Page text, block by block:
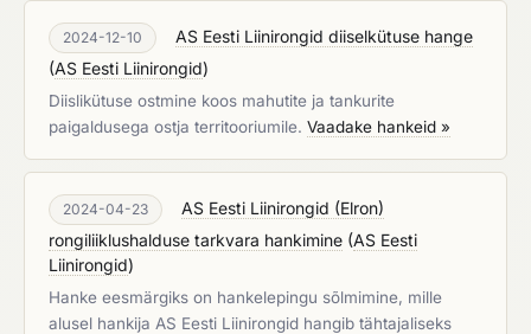
2024-12-10
AS Eesti Liinirongid diiselkütuse hange
(AS Eesti Liinirongid)
Diislikütuse ostmine koos mahutite ja tankurite
paigaldusega ostja territooriumile. Vaadake hankeid »
2024-04-23
AS Eesti Liinirongid (Elron)
rongiliiklushalduse tarkvara hankimine (AS Eesti
Liinirongid)
Hanke eesmärgiks on hankelepingu sõlmimine, mille
alusel hankija AS Eesti Liinirongid hangib tähtajaliseks